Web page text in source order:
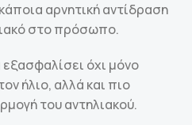
αρνητική αντίδραση
στο πρόσωπο.
όχι μόνο
ήλιο, αλλά και πιο
του αντηλιακού.